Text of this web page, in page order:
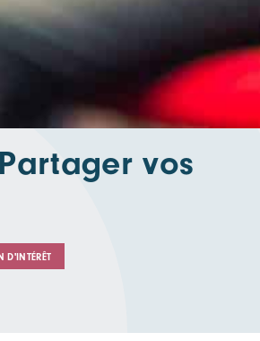
vos
D'INTÉRÊT